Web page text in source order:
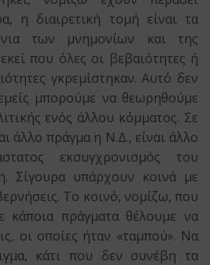
η διαιρετική τομή είναι τα
των μνημονίων και της
που όλες οι βεβαιότητες ή
γκρεμίστηκαν. Αυτό δεν
μπορούμε να θεωρηθούμε
ενός άλλου κόμματος. Σε
άλλο πράγμα η Ν.Δ., είναι άλλο
εκσυγχρονισμός του
Σίγουρα υπάρχουν κοινά με
Το κοινό, νομίζω, που
κάποια πράγματα θέλουμε να
οι οποίες ήταν «ταμπού». Να
κάτι που δεν συνέβη τα